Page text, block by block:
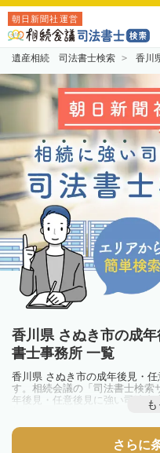
朝日新聞社運営
遺産相続 司法書士検索 香川
香川県 さぬき市の成
書士事務所 一覧
香川県 さぬき市の成年後見・
す。相続会議の「司法書士検索
年後見・任意後見に強い司法書
相続のトラブルやお悩みを抱
さらに